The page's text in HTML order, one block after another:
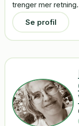
trenger mer retning.
Se profil